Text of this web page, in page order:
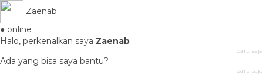
Zaenab
● online
Halo, perkenalkan saya Zaenab
baru saja
Ada yang bisa saya bantu?
baru saja